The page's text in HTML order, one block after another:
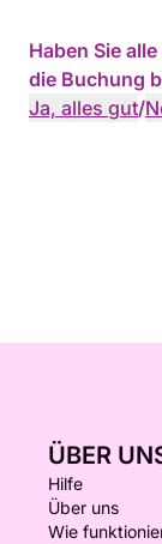
Haben Sie
die Buchung
Ja, alles gut/
ÜBER
Hilfe
Über uns
Wie